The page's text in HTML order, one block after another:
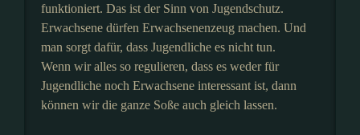
funktioniert. Das ist der Sinn von Jugendschutz.
Erwachsene dürfen Erwachsenenzeug machen. Und
man sorgt dafür, dass Jugendliche es nicht tun.
Wenn wir alles so regulieren, dass es weder für
Jugendliche noch Erwachsene interessant ist, dann
können wir die ganze Soße auch gleich lassen.